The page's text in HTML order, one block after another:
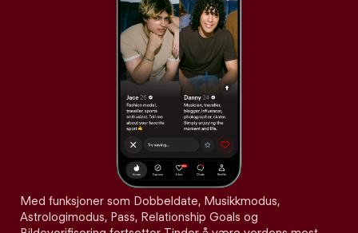
Med funksjoner som Dobbeldate, Musikkmodus,
Astrologimodus, Pass, Relationship Goals og